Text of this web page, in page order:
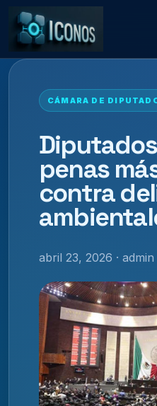
CÁMARA DE
penas
contra
abril 23, 2026 · admin